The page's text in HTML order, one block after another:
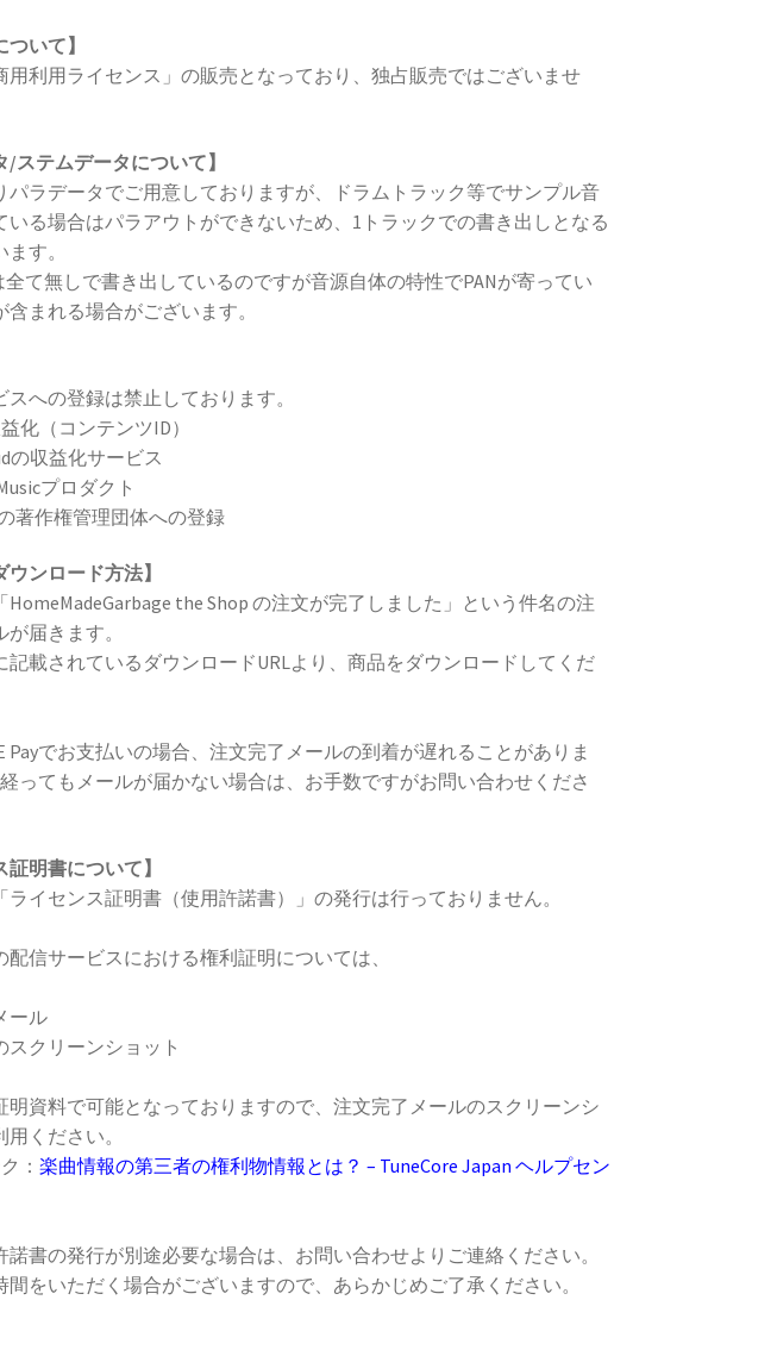
ついて】
用利用ライセンス」の販売となっており、独占販売ではございませ
/ステムデータについて】
パラデータでご用意しておりますが、ドラムトラック等でサンプル音
いる場合はパラアウトができないため、1トラックでの書き出しとなる
す。
全て無しで書き出しているのですが音源自体の特性でPANが寄ってい
含まれる場合がございます。
スへの登録は禁止しております。
益化（コンテンツID）
の収益化サービス
プロダクト
の著作権管理団体への登録
ウンロード方法】
HomeMadeGarbage the Shop の注文が完了しました」という件名の注
届きます。
記載されているダウンロードURLより、商品をダウンロードしてくだ
Payでお支払いの場合、注文完了メールの到着が遅れることがありま
ってもメールが届かない場合は、お手数ですがお問い合わせくださ
証明書について】
ライセンス証明書（使用許諾書）」の発行は行っておりません。
配信サービスにおける権利証明については、
ール
スクリーンショット
明資料で可能となっておりますので、注文完了メールのスクリーンシ
ください。
： 楽曲情報の第三者の権利物情報とは？ – TuneCore Japan ヘルプセン
諾書の発行が別途必要な場合は、お問い合わせよりご連絡ください。
間をいただく場合がございますので、あらかじめご了承ください。